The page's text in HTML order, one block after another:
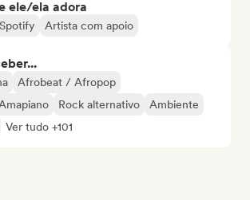
ele/ela adora
Artista com apoio
Afrobeat / Afropop
Rock alternativo
Ambiente
Ver tudo +101